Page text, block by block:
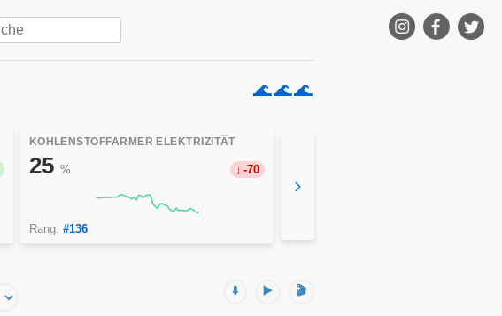
🌊🌊🌊
KOHLENSTOFFARMER ELEKTRIZITÄT
25 % -70
Rang: #136
›
⬇️ ▶️ 🎬